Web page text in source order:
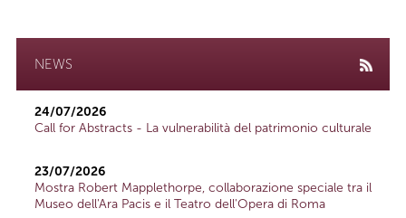
NEWS
24/07/2026
Call for Abstracts - La vulnerabilità del patrimonio culturale
23/07/2026
Mostra Robert Mapplethorpe, collaborazione speciale tra il
Museo dell'Ara Pacis e il Teatro dell'Opera di Roma